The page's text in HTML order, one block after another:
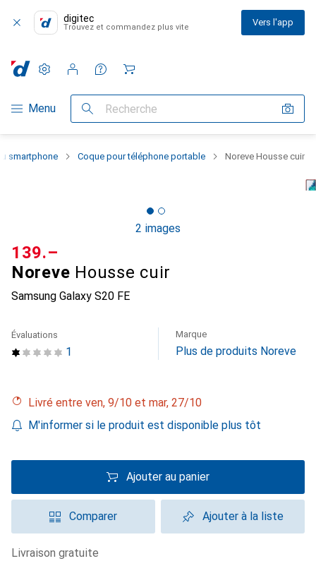
digitec
Trouvez et commandez plus vite Vers l'app
Navigation par catégorie
Menu Recherche
Paramètres
Compte client
Listes de comparaison
Listes d'envies
Panier
smartphone Coque pour téléphone portable Noreve Housse cuir
2 images
Noreve Housse cuir
Samsung Galaxy S20 FE
CHF
139.–
1
Évaluations Marque
Plus de produits Noreve
Livré entre ven, 9/10 et mar, 27/10
M'informer si le produit est disponible plus tôt
Ajouter au panier
Comparer Ajouter à la liste
livraison gratuite